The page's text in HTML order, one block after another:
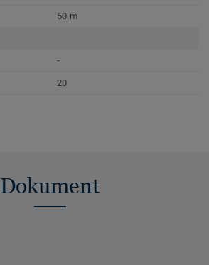
50 m
-
20
Dokument